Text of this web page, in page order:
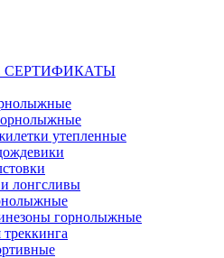
утепленные
лонгсливы
горнолыжные